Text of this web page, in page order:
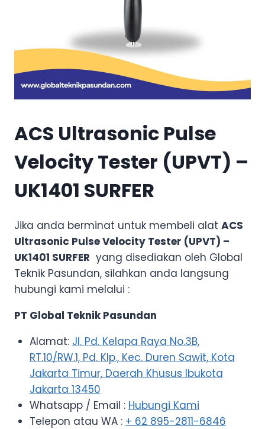
ACS Ultrasonic Pulse
Velocity Tester (UPVT) –
UK1401 SURFER
Jika anda berminat untuk membeli alat ACS
Ultrasonic Pulse Velocity Tester (UPVT) –
UK1401 SURFER yang disediakan oleh Global
Teknik Pasundan, silahkan anda langsung
hubungi kami melalui :
PT Global Teknik Pasundan
Alamat: Jl. Pd. Kelapa Raya No.3B,
RT.10/RW.1, Pd. Klp., Kec. Duren Sawit, Kota
Jakarta Timur, Daerah Khusus Ibukota
Jakarta 13450
Whatsapp / Email : Hubungi Kami
Telepon atau WA : + 62 895-2811-6846